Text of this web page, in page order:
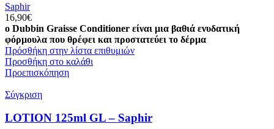
Saphir
16,90€
ο Dubbin Graisse Conditioner είναι μια βαθιά ενυδατική
φόρμουλα που θρέφει και προστατεύει το δέρμα
Πρόσθήκη στην λίστα επιθυμιών
Προσθήκη στο καλάθι
Προεπισκόπηση
Σύγκριση
LOTION 125ml GL – Saphir